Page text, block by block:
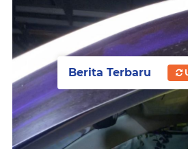
Berita Terbaru